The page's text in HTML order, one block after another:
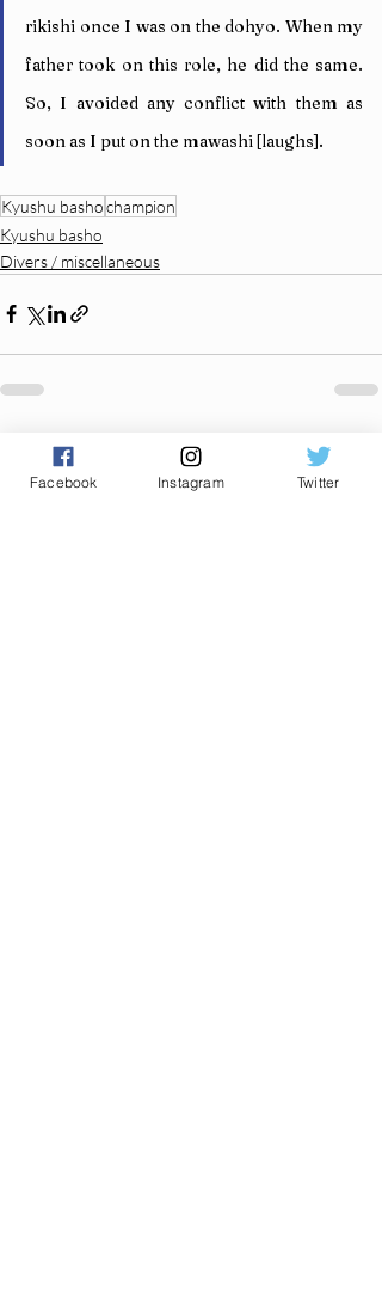
rikishi once I was on the dohyo. When my
father took on this role, he did the same.
So, I avoided any conflict with them as
soon as I put on the mawashi [laughs].
Kyushu bashochampion
Kyushu basho
Divers / miscellaneous
Posts récents Voir tout
Facebook Instagram Twitter